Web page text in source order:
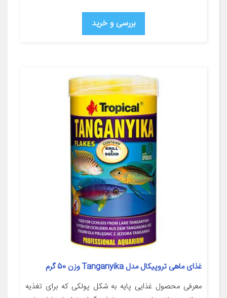
بررسی و خرید
غذای ماهی تروپیکال مدل Tanganyika وزن 50 گرم
معرفی محصول غذایی پایه به شکل پولکی که برای تغذیه